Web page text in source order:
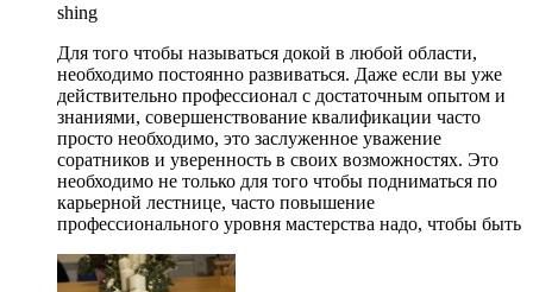
shing
Для того чтобы называться докой в любой области,
необходимо постоянно развиваться. Даже если вы уже
действительно профессионал с достаточным опытом и
знаниями, совершенствование квалификации часто
просто необходимо, это заслуженное уважение
соратников и уверенность в своих возможностях. Это
необходимо не только для того чтобы подниматься по
карьерной лестнице, часто повышение
профессионального уровня мастерства надо, чтобы быть